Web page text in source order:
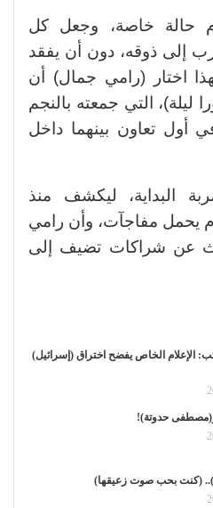
حالة خاصة، وجعل كل
إلى ذوقه، دون أن يفقد
اختار (رامي جمال) أن
ليلة)، التي جمعته بالنجم
أول تعاون بينهما داخل
البداية، ليكشف منذ
يحمل مفاجآت، وأن رامي
عن شراكات تضيف إلى
الإعلام الخاص يفضح اختراق (إسرائيل)
حدوتة)!
(كنت بحب صوت زعيقها)